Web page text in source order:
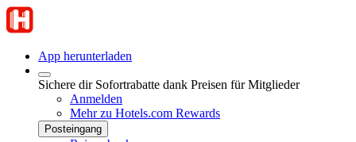
App herunterladen
Sichere dir Sofortrabatte dank Preisen für Mitglieder
Anmelden
Mehr zu Hotels.com Rewards
Posteingang